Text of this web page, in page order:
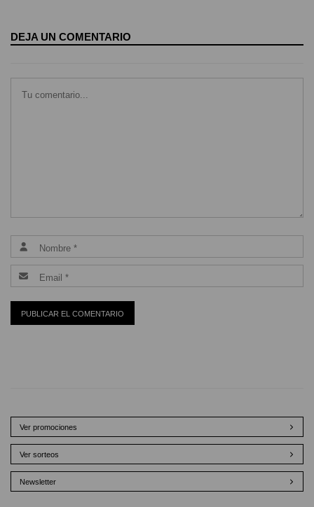
DEJA UN COMENTARIO
Ver promociones
Ver sorteos
Newsletter